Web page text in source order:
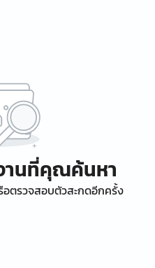
านที่คุณค้นหา
ตรวจสอบตัวสะกดอีกครั้ง